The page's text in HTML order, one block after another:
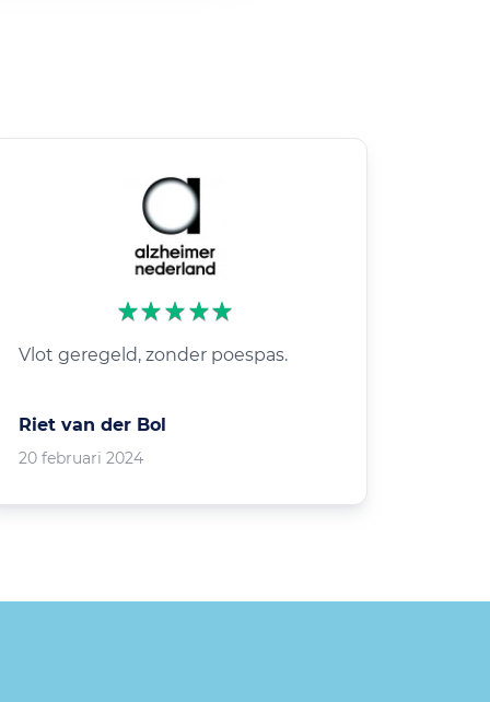
Vlot geregeld, zonder poespas.
Riet van der Bol
20 februari 2024